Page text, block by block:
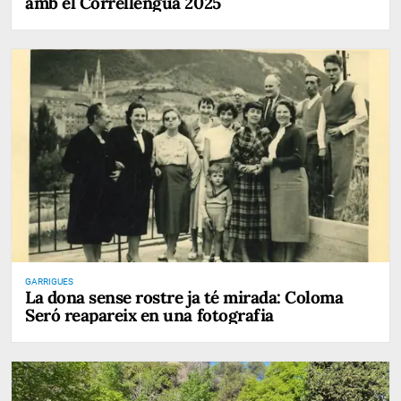
GARRIGUES
La dona sense rostre ja té mirada: Coloma
Seró reapareix en una fotografia